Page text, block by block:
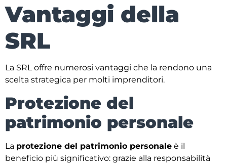
Vantaggi della
SRL
La SRL offre numerosi vantaggi che la rendono una
scelta strategica per molti imprenditori.
Protezione del
patrimonio personale
La protezione del patrimonio personale è il
beneficio più significativo: grazie alla responsabilità